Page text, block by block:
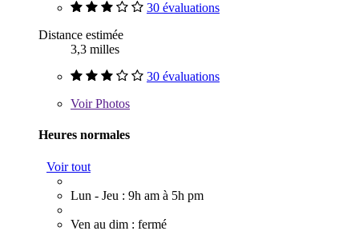
30 évaluations
Distance estimée
3,3 milles
30 évaluations
VoirPhotos
Heures normales
Voir tout
Lun - Jeu : 9h am à 5h pm
Ven au dim : fermé